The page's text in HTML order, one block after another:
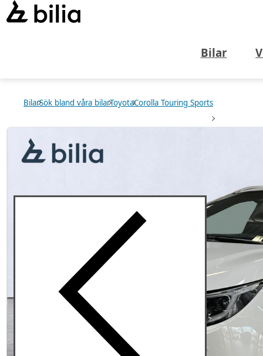
Bilar
BilarSök bland våra bilarToyotaCorolla Touring Sports